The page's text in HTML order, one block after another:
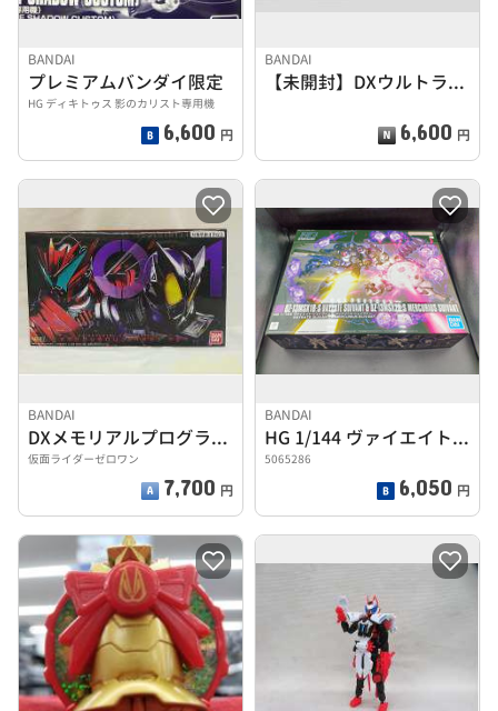
BANDAI
プレミアムバンダイ限定
HG ディキトゥス 影のカリスト専用機
6,600 円
BANDAI
【未開封】DXウルトラアナライズ図鑑
6,600 円
BANDAI
DXメモリアルプログライズキーセット
仮面ライダーゼロワン
7,700 円
BANDAI
HG 1/144 ヴァイエイト&メリクリウス
5065286
6,050 円